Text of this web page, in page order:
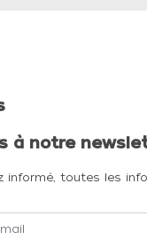
à notre
informé, toutes les